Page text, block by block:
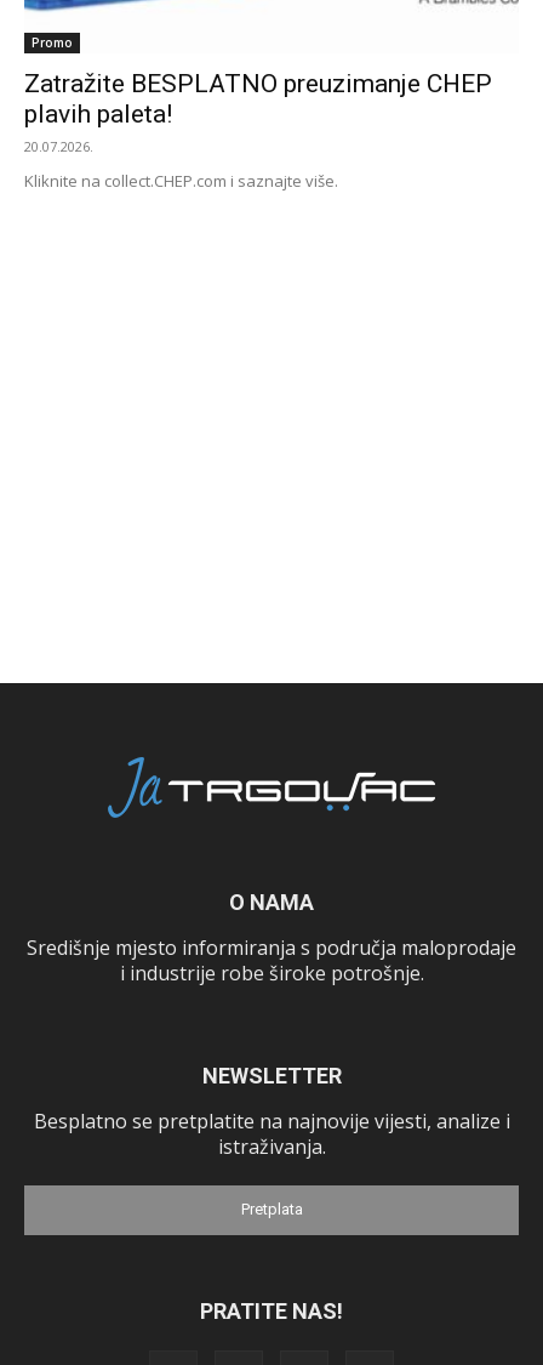
Promo
Zatražite BESPLATNO preuzimanje CHEP
plavih paleta!
20.07.2026.
Kliknite na collect.CHEP.com i saznajte više.
O NAMA
Središnje mjesto informiranja s područja maloprodaje
i industrije robe široke potrošnje.
NEWSLETTER
Besplatno se pretplatite na najnovije vijesti, analize i
istraživanja.
Pretplata
PRATITE NAS!